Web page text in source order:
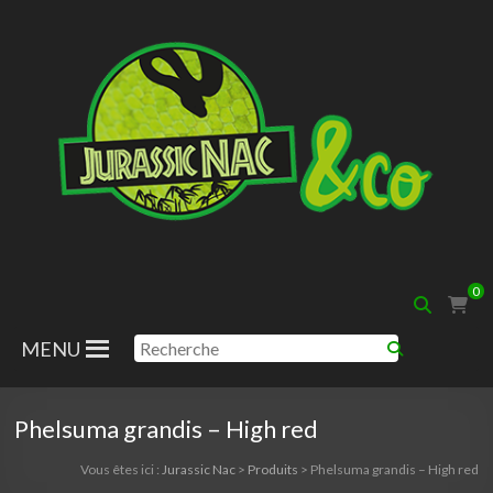
Nac
0
MENU
Phelsuma grandis – High red
Vous êtes ici : Jurassic Nac> Produits > Phelsuma grandis – High red